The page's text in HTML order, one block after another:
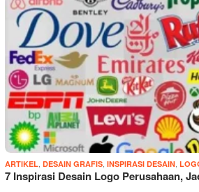
ARTIKEL, DESAIN GRAFIS, INSPIRASI DESAIN,
7 Inspirasi Desain Logo Perusahaan,